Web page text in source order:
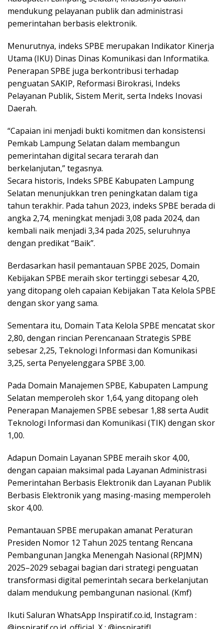
mendukung pelayanan publik dan administrasi
pemerintahan berbasis elektronik.
Menurutnya, indeks SPBE merupakan Indikator Kinerja
Utama (IKU) Dinas Dinas Komunikasi dan Informatika.
Penerapan SPBE juga berkontribusi terhadap
penguatan SAKIP, Reformasi Birokrasi, Indeks
Pelayanan Publik, Sistem Merit, serta Indeks Inovasi
Daerah.
“Capaian ini menjadi bukti komitmen dan konsistensi
Pemkab Lampung Selatan dalam membangun
pemerintahan digital secara terarah dan
berkelanjutan,” tegasnya.
Secara historis, Indeks SPBE Kabupaten Lampung
Selatan menunjukkan tren peningkatan dalam tiga
tahun terakhir. Pada tahun 2023, indeks SPBE berada di
angka 2,74, meningkat menjadi 3,08 pada 2024, dan
kembali naik menjadi 3,34 pada 2025, seluruhnya
dengan predikat “Baik”.
Berdasarkan hasil pemantauan SPBE 2025, Domain
Kebijakan SPBE meraih skor tertinggi sebesar 4,20,
yang ditopang oleh capaian Kebijakan Tata Kelola SPBE
dengan skor yang sama.
Sementara itu, Domain Tata Kelola SPBE mencatat skor
2,80, dengan rincian Perencanaan Strategis SPBE
sebesar 2,25, Teknologi Informasi dan Komunikasi
3,25, serta Penyelenggara SPBE 3,00.
Pada Domain Manajemen SPBE, Kabupaten Lampung
Selatan memperoleh skor 1,64, yang ditopang oleh
Penerapan Manajemen SPBE sebesar 1,88 serta Audit
Teknologi Informasi dan Komunikasi (TIK) dengan skor
1,00.
Adapun Domain Layanan SPBE meraih skor 4,00,
dengan capaian maksimal pada Layanan Administrasi
Pemerintahan Berbasis Elektronik dan Layanan Publik
Berbasis Elektronik yang masing-masing memperoleh
skor 4,00.
Pemantauan SPBE merupakan amanat Peraturan
Presiden Nomor 12 Tahun 2025 tentang Rencana
Pembangunan Jangka Menengah Nasional (RPJMN)
2025–2029 sebagai bagian dari strategi penguatan
transformasi digital pemerintah secara berkelanjutan
dalam mendukung pembangunan nasional. (Kmf)
Ikuti Saluran WhatsApp Inspiratif.co.id, Instagram :